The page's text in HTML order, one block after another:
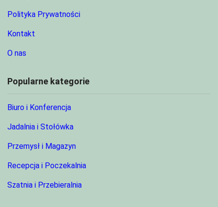
Polityka Prywatności
Kontakt
O nas
Popularne kategorie
Biuro i Konferencja
Jadalnia i Stołówka
Przemysł i Magazyn
Recepcja i Poczekalnia
Szatnia i Przebieralnia